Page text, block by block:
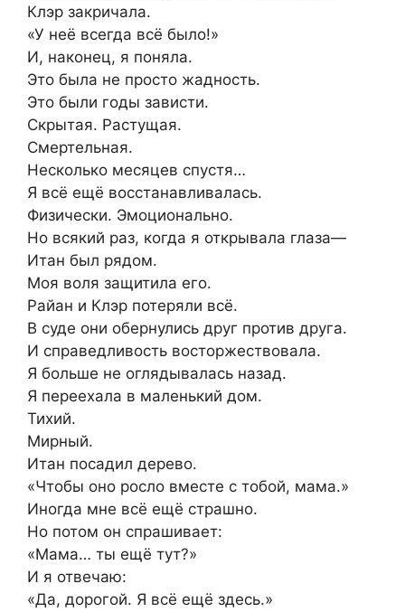
Клэр закричала.
«У неё всегда всё было!»
И, наконец, я поняла.
Это была не просто жадность.
Это были годы зависти.
Скрытая. Растущая.
Смертельная.
Несколько месяцев спустя…
Я всё ещё восстанавливалась.
Физически. Эмоционально.
Но всякий раз, когда я открывала глаза—
Итан был рядом.
Моя воля защитила его.
Райан и Клэр потеряли всё.
В суде они обернулись друг против друга.
И справедливость восторжествовала.
Я больше не оглядывалась назад.
Я переехала в маленький дом.
Тихий.
Мирный.
Итан посадил дерево.
«Чтобы оно росло вместе с тобой, мама.»
Иногда мне всё ещё страшно.
Но потом он спрашивает:
«Мама… ты ещё тут?»
И я отвечаю:
«Да, дорогой. Я всё ещё здесь.»